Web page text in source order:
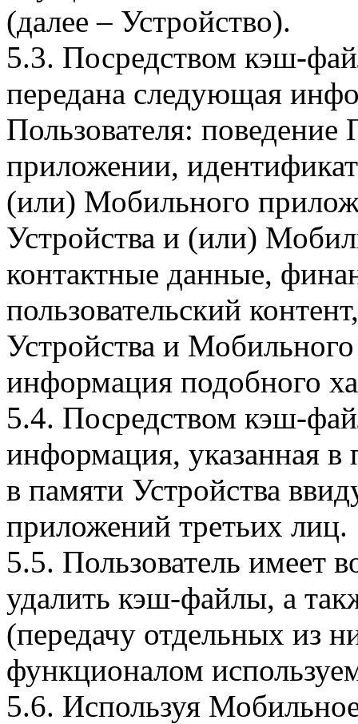
(далее – Устройство).
5.3. Посредством кэш-
передана следующая
Пользователя:
приложении,
(или) Мобильного
Устройства и (или)
контактные данные,
пользовательский
Устройства и
информация подобного
5.4. Посредством кэш-
информация, указанная в
в памяти Устройства
приложений третьих лиц.
5.5. Пользователь имеет
удалить кэш-файлы, а
(передачу отдельных из
функционалом
5.6. Используя